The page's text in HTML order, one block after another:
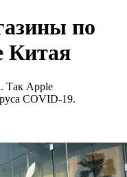
по
Китая
Так Apple
COVID-19.